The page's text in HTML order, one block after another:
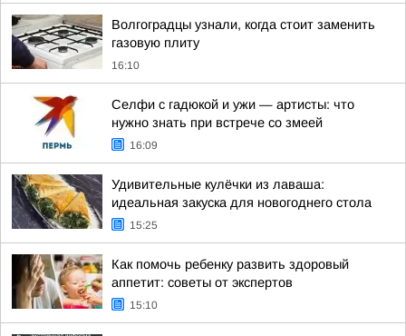
Волгоградцы узнали, когда стоит заменить
газовую плиту
16:10
Селфи с гадюкой и ужи — артисты: что
нужно знать при встрече со змеей
16:09
Удивительные кулёчки из лаваша:
идеальная закуска для новогоднего стола
15:25
Как помочь ребенку развить здоровый
аппетит: советы от экспертов
15:10